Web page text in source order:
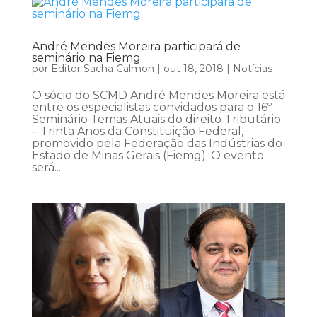
André Mendes Moreira participará de
seminário na Fiemg
por Editor Sacha Calmon out 18, 2018 Notícias
O sócio do SCMD André Mendes Moreira está
entre os especialistas convidados para o 16º
Seminário Temas Atuais do direito Tributário
– Trinta Anos da Constituição Federal,
promovido pela Federação das Indústrias do
Estado de Minas Gerais (Fiemg). O evento
será...